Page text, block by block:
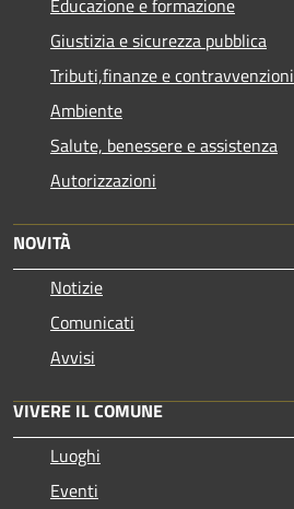
Giustizia e sicurezza pubblica
Tributi,finanze e contravvenzioni
Ambiente
Salute, benessere e assistenza
Autorizzazioni
NOVITÀ
Notizie
Comunicati
Avvisi
VIVERE IL COMUNE
Luoghi
Eventi